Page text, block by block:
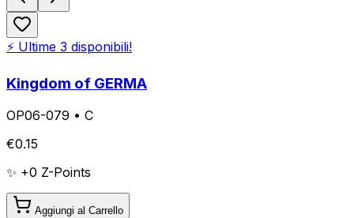
⚡ Ultime 3 disponibili!
Kingdom of GERMA
OP06-079 • C
€0.15
✨ +0 Z-Points
Aggiungi al Carrello